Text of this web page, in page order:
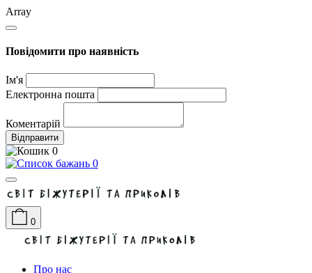
Array
Повідомити про наявність
Ім'я
Електронна пошта
Коментарій
Відправити
0
0
0
Про нас